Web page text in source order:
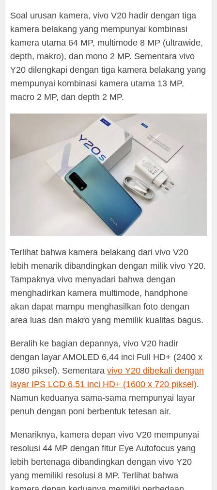
Soal urusan kamera, vivo V20 hadir dengan tiga
kamera belakang yang mempunyai kombinasi
kamera utama 64 MP, multimode 8 MP (ultrawide,
depth, makro), dan mono 2 MP. Sementara vivo
Y20 dilengkapi dengan tiga kamera belakang yang
mempunyai kombinasi kamera utama 13 MP,
macro 2 MP, dan depth 2 MP.
Terlihat bahwa kamera belakang dari vivo V20
lebih menarik dibandingkan dengan milik vivo Y20.
Tampaknya vivo menyadari bahwa dengan
menghadirkan kamera multimode, handphone
akan dapat mampu menghasilkan foto dengan
area luas dan makro yang memilik kualitas bagus.
Beralih ke bagian depannya, vivo V20 hadir
dengan layar AMOLED 6,44 inci Full HD+ (2400 x
1080 piksel). Sementaravivo Y20 dibekali dengan
layar IPS LCD 6,51 inci HD+ (1600 x 720 piksel).
Namun keduanya sama-sama mempunyai layar
penuh dengan poni berbentuk tetesan air.
Menariknya, kamera depan vivo V20 mempunyai
resolusi 44 MP dengan fitur Eye Autofocus yang
lebih bertenaga dibandingkan dengan vivo Y20
yang memiliki resolusi 8 MP. Terlihat bahwa